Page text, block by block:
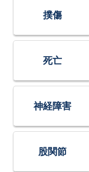
撲傷
死亡
神経障害
股関節